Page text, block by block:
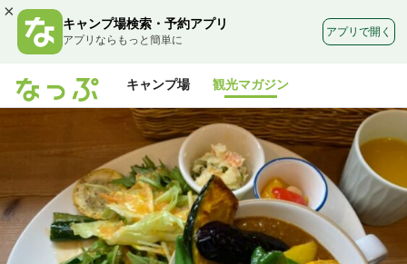
×
キャンプ場検索・予約アプリ
アプリならもっと簡単に
アプリで開く
キャンプ場 観光マガジン